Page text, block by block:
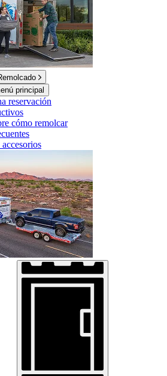
principal
reservación
cómo remolcar